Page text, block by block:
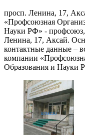
просп. Ленина, 17,
«Профсоюзная
Науки РФ» -
Ленина, 17, Аксай.
контактные данные –
компании
Образования и Науки